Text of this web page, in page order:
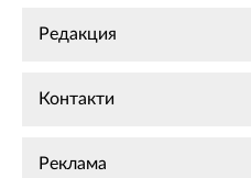
Редакция
Контакти
Реклама